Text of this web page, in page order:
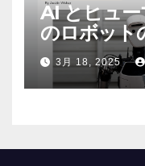
AI とヒュ
のロボット
ASSEMBLY
3月 18, 2025